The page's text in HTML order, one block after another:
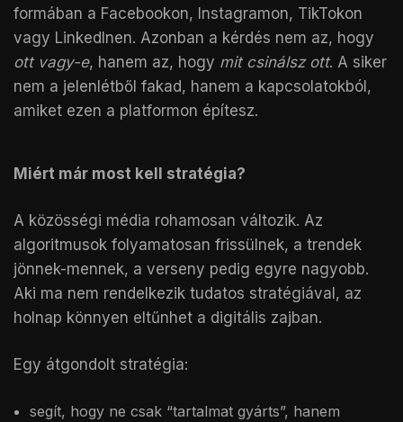
formában a Facebookon, Instagramon, TikTokon
vagy LinkedInen. Azonban a kérdés nem az, hogy
ott vagy-e, hanem az, hogy mit csinálsz ott. A siker
nem a jelenlétből fakad, hanem a kapcsolatokból,
amiket ezen a platformon építesz.
Miért már most kell stratégia?
A közösségi média rohamosan változik. Az
algoritmusok folyamatosan frissülnek, a trendek
jönnek-mennek, a verseny pedig egyre nagyobb.
Aki ma nem rendelkezik tudatos stratégiával, az
holnap könnyen eltűnhet a digitális zajban.
Egy átgondolt stratégia:
segít, hogy ne csak “tartalmat gyárts”, hanem